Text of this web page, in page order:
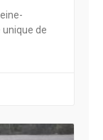
unique de